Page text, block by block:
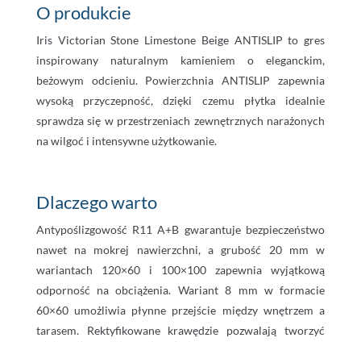
O produkcie
Iris Victorian Stone Limestone Beige ANTISLIP to gres
inspirowany naturalnym kamieniem o eleganckim,
beżowym odcieniu. Powierzchnia ANTISLIP zapewnia
wysoką przyczepność, dzięki czemu płytka idealnie
sprawdza się w przestrzeniach zewnętrznych narażonych
na wilgoć i intensywne użytkowanie.
Dlaczego warto
Antypoślizgowość R11 A+B gwarantuje bezpieczeństwo
nawet na mokrej nawierzchni, a grubość 20 mm w
wariantach 120×60 i 100×100 zapewnia wyjątkową
odporność na obciążenia. Wariant 8 mm w formacie
60×60 umożliwia płynne przejście między wnętrzem a
tarasem. Rektyfikowane krawędzie pozwalają tworzyć